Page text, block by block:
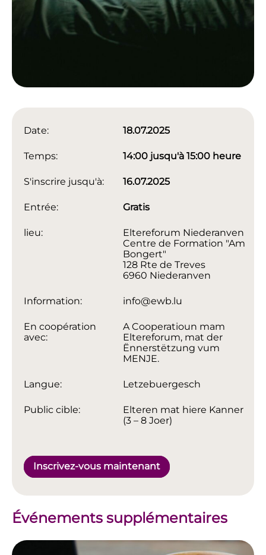
Date: 18.07.2025
Temps: 14:00 jusqu'à 15:00 heure
S'inscrire jusqu'à: 16.07.2025
Entrée: Gratis
lieu:
Eltereforum Niederanven
Centre de Formation "Am
Bongert"
128 Rte de Treves
6960 Niederanven
Information: info@ewb.lu
En coopération
avec:
A Cooperatioun mam
Eltereforum, mat der
Ënnerstëtzung vum
MENJE.
Langue: Letzebuergesch
Public cible:
Elteren mat hiere Kanner
(3 – 8 Joer)
Inscrivez-vous maintenant
Événements supplémentaires